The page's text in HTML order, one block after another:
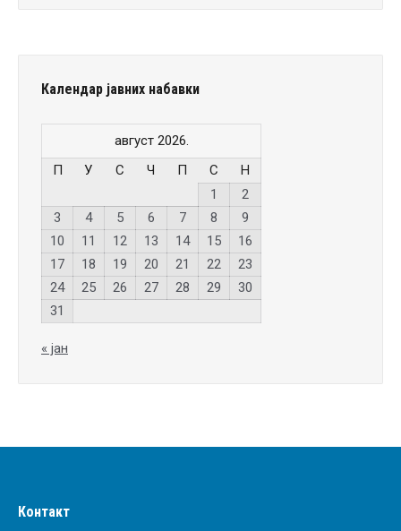
Календар јавних набавки
август 2026.
П
У С Ч П С
Н
1
2
3
4 5 6 7 8
9
10
11 12 13 14 15
16
17
18 19 20 21 22
23
24
25 26 27 28 29
30
31
« јан
Контакт